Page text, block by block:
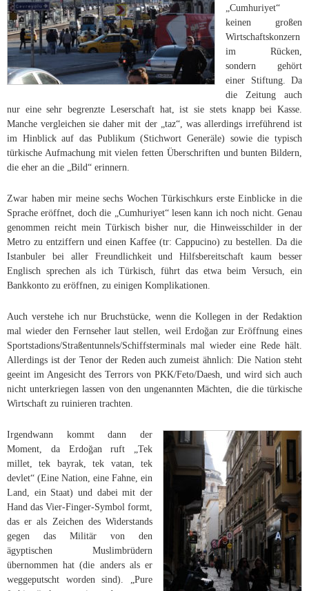
„Cumhuriyet“
keinen großen
Wirtschaftskonzern
im Rücken,
sondern gehört
einer Stiftung. Da
die Zeitung auch
nur eine sehr begrenzte Leserschaft hat, ist sie stets knapp bei Kasse.
Manche vergleichen sie daher mit der „taz“, was allerdings irreführend ist
im Hinblick auf das Publikum (Stichwort Generäle) sowie die typisch
türkische Aufmachung mit vielen fetten Überschriften und bunten Bildern,
die eher an die „Bild“ erinnern.
Zwar haben mir meine sechs Wochen Türkischkurs erste Einblicke in die
Sprache eröffnet, doch die „Cumhuriyet“ lesen kann ich noch nicht. Genau
genommen reicht mein Türkisch bisher nur, die Hinweisschilder in der
Metro zu entziffern und einen Kaffee (tr: Cappucino) zu bestellen. Da die
Istanbuler bei aller Freundlichkeit und Hilfsbereitschaft kaum besser
Englisch sprechen als ich Türkisch, führt das etwa beim Versuch, ein
Bankkonto zu eröffnen, zu einigen Komplikationen.
Auch verstehe ich nur Bruchstücke, wenn die Kollegen in der Redaktion
mal wieder den Fernseher laut stellen, weil Erdoğan zur Eröffnung eines
Sportstadions/Straßentunnels/Schiffsterminals mal wieder eine Rede hält.
Allerdings ist der Tenor der Reden auch zumeist ähnlich: Die Nation steht
geeint im Angesicht des Terrors von PKK/Feto/Daesh, und wird sich auch
nicht unterkriegen lassen von den ungenannten Mächten, die die türkische
Wirtschaft zu ruinieren trachten.
Irgendwann kommt dann der
Moment, da Erdoğan ruft „Tek
millet, tek bayrak, tek vatan, tek
devlet“ (Eine Nation, eine Fahne, ein
Land, ein Staat) und dabei mit der
Hand das Vier-Finger-Symbol formt,
das er als Zeichen des Widerstands
gegen das Militär von den
ägyptischen Muslimbrüdern
übernommen hat (die anders als er
weggeputscht worden sind). „Pure